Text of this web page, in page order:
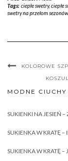
Tags: ciepłe swetry,ciepłe
swetry na przełom sezonów
KOLOROWE
MODNE
SUKIENKI NA JESIEŃ
SUKIENKA W KRATĘ –
SUKIENKA W KRATĘ –